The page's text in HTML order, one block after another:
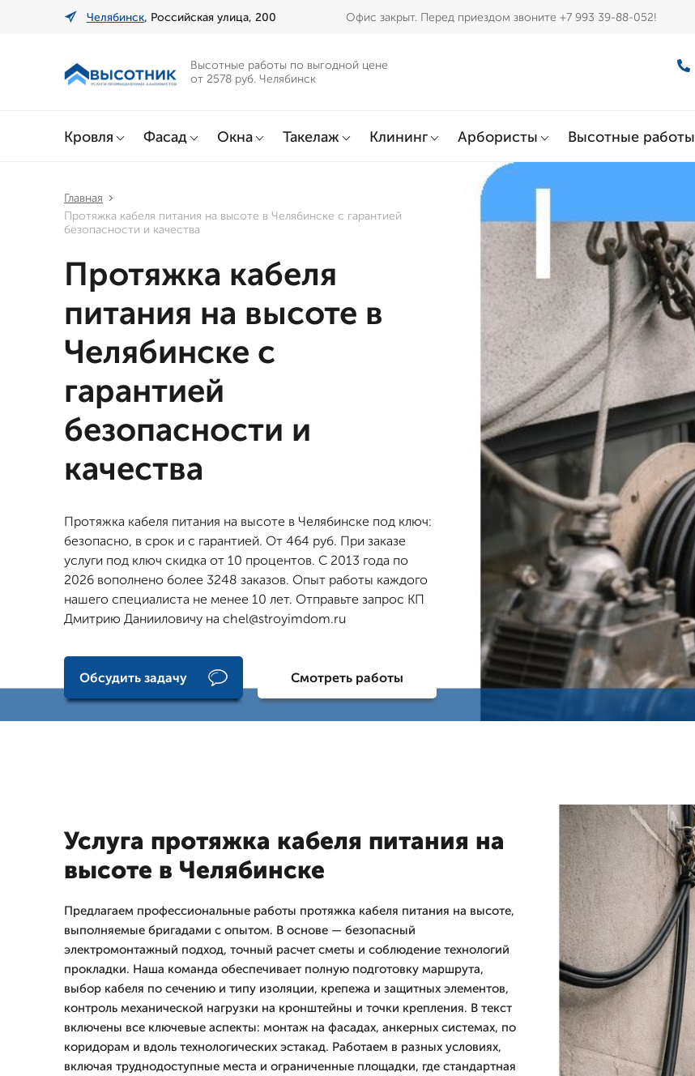
Челябинск, Российская улица, 200 Офис закрыт. Перед приездом звоните +7 993 39-88-052!
Высотные работы по выгодной цене
от 2578 руб. Челябинск
Кровля Фасад Окна Такелаж Клининг Арбористы Высотные работы
Главная
Протяжка кабеля питания на высоте в Челябинске с гарантией
безопасности и качества
Протяжка кабеля
питания на высоте в
Челябинске с
гарантией
безопасности и
качества
Протяжка кабеля питания на высоте в Челябинске под ключ:
безопасно, в срок и с гарантией. От 464 руб. При заказе
услуги под ключ скидка от 10 процентов. С 2013 года по
2026 вополнено более 3248 заказов. Опыт работы каждого
нашего специалиста не менее 10 лет. Отправьте запрос КП
Дмитрию Данииловичу на chel@stroyimdom.ru
Обсудить задачу Смотреть работы
Услуга протяжка кабеля питания на
высоте в Челябинске
Предлагаем профессиональные работы протяжка кабеля питания на высоте,
выполняемые бригадами с опытом. В основе — безопасный
электромонтажный подход, точный расчет сметы и соблюдение технологий
прокладки. Наша команда обеспечивает полную подготовку маршрута,
выбор кабеля по сечению и типу изоляции, крепежа и защитных элементов,
контроль механической нагрузки на кронштейны и точки крепления. В текст
включены все ключевые аспекты: монтаж на фасадах, анкерных системах, по
коридорам и вдоль технологических эстакад. Работаем в разных условиях,
включая труднодоступные места и ограниченные площадки, где стандартная